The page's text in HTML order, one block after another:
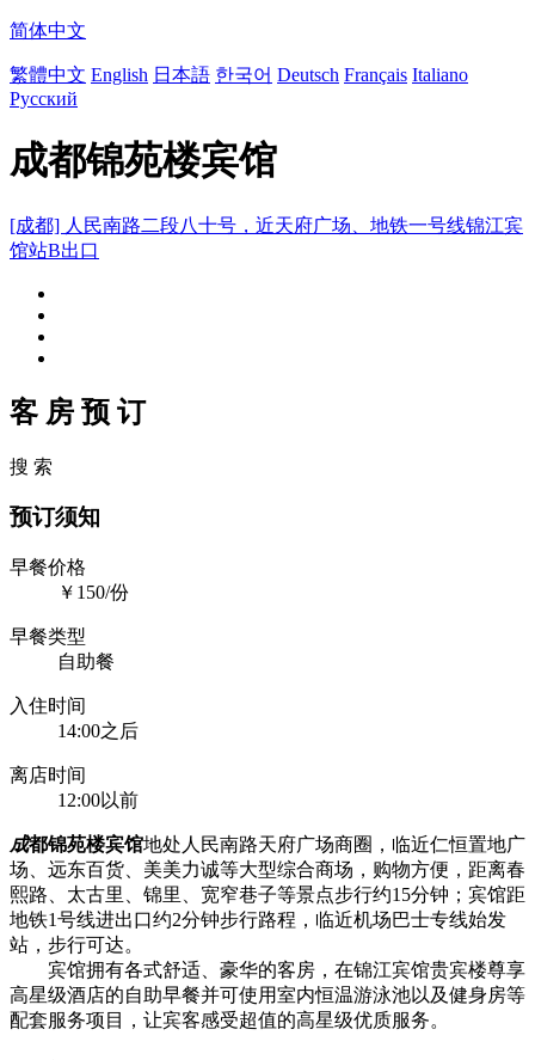
简体中文
繁體中文 English 日本語 한국어 Deutsch Français Italiano
Русский
成都锦苑楼宾馆
[成都] 人民南路二段八十号，近天府广场、地铁一号线锦江宾
馆站B出口
客 房 预 订
搜 索
预订须知
早餐价格
￥150/份
早餐类型
自助餐
入住时间
14:00之后
离店时间
12:00以前
成都锦苑楼宾馆地处人民南路天府广场商圈，临近仁恒置地广
场、远东百货、美美力诚等大型综合商场，购物方便，距离春
熙路、太古里、锦里、宽窄巷子等景点步行约15分钟；宾馆距
地铁1号线进出口约2分钟步行路程，临近机场巴士专线始发
站，步行可达。
宾馆拥有各式舒适、豪华的客房，在锦江宾馆贵宾楼尊享
高星级酒店的自助早餐并可使用室内恒温游泳池以及健身房等
配套服务项目，让宾客感受超值的高星级优质服务。